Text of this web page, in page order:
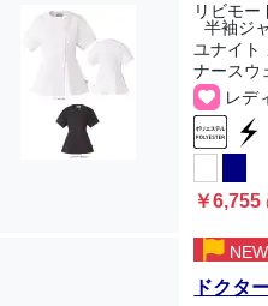
リビモー
半袖ジ
ユナイト
ナースウ
レデ
￥6,755
ドクタ